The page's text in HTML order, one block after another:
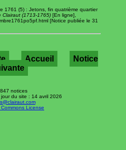
1761 (5) : Jetons, fin quatrième quartier
Clairaut (1713-1765) [En ligne],
[Notice publiée le 31
Accueil
Notice
notices
du site : 14 avril 2026
License